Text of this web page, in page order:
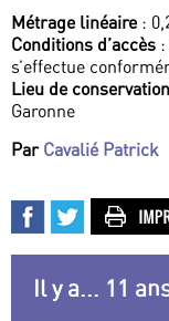
Métrage linéaire:
Conditions d’accès
s’effectue
Lieu de
Garonne
Par Cavalié Patrick
Il y a... 11